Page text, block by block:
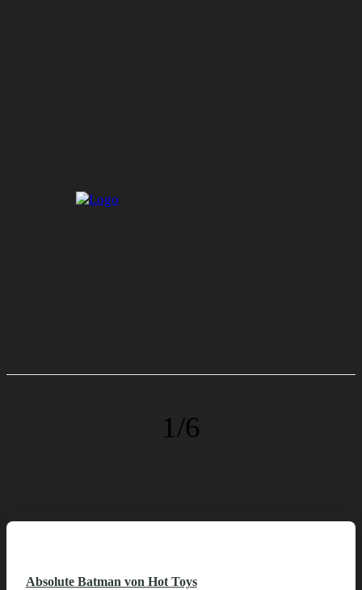
1/6
Absolute Batman von Hot Toys